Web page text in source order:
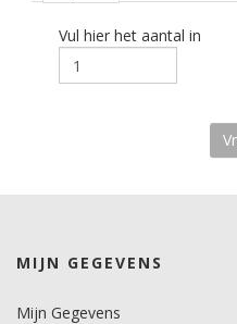
Materiaaltype
vlak, licht gebogen.
Dikte
Vul hier het aantal in
MIJN GEGEVENS
Mijn Gegevens